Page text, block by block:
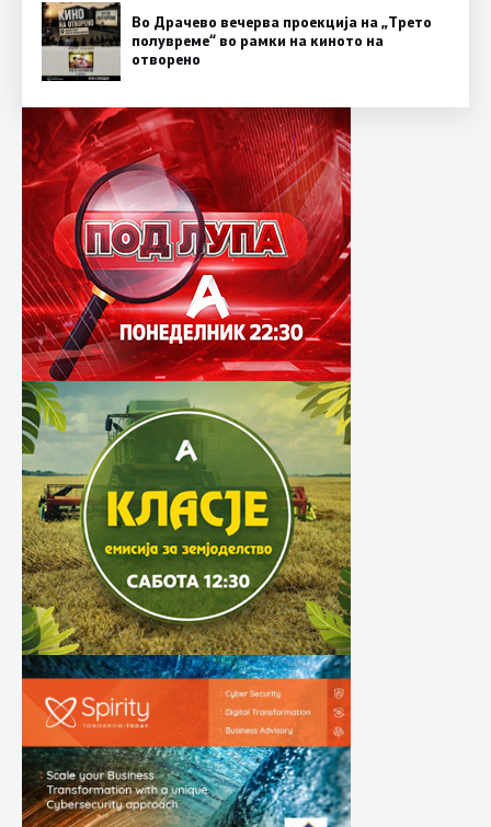
Во Драчево вечерва проекција на „Трето
полувреме“ во рамки на киното на
отворено